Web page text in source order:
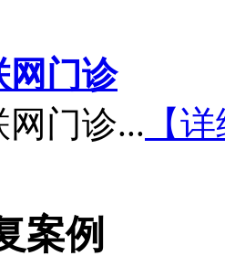
网门诊
门诊... 【
案例